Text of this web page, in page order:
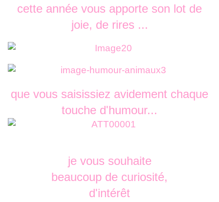
cette année vous apporte son lot de
joie, de rires ...
que vous saisissiez avidement chaque
touche d'humour...
je vous souhaite
beaucoup de curiosité,
d'intérêt